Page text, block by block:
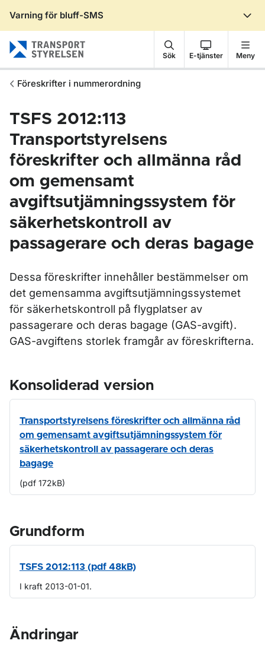
Varning för bluff-SMS
Sök E-tjänster Meny
Föreskrifter i nummerordning
TSFS 2012:113
Transportstyrelsens
föreskrifter och allmänna råd
om gemensamt
avgiftsutjämningssystem för
säkerhetskontroll av
passagerare och deras bagage
Dessa föreskrifter innehåller bestämmelser om
det gemensamma avgiftsutjämningssystemet
för säkerhetskontroll på flygplatser av
passagerare och deras bagage (GAS-avgift).
GAS-avgiftens storlek framgår av föreskrifterna.
Konsoliderad version
Transportstyrelsens föreskrifter och allmänna råd
om gemensamt avgiftsutjämningssystem för
säkerhetskontroll av passagerare och deras
bagage
(pdf 172kB)
Grundform
TSFS 2012:113 (pdf 48kB)
I kraft 2013-01-01.
Ändringar